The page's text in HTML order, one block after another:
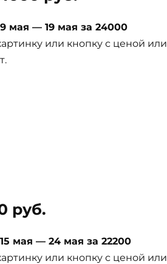
мая — 19 мая за 24000
или кнопку с ценой или
руб.
мая — 24 мая за 22200
или кнопку с ценой или